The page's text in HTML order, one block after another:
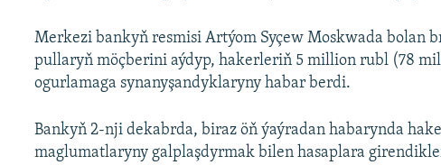
Merkezi bankyň resmisi Artýom Syçew Moskwada bolan
pullaryň möçberini aýdyp, hakerleriň 5 million rubl (78
ogurlamaga synanyşandyklaryny habar berdi.
Bankyň 2-nji dekabrda, biraz öň ýaýradan habarynda
maglumatlaryny galplaşdyrmak bilen hasaplara